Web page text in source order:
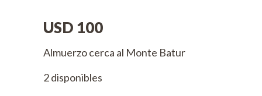
USD 100
Almuerzo cerca al Monte Batur
2 disponibles